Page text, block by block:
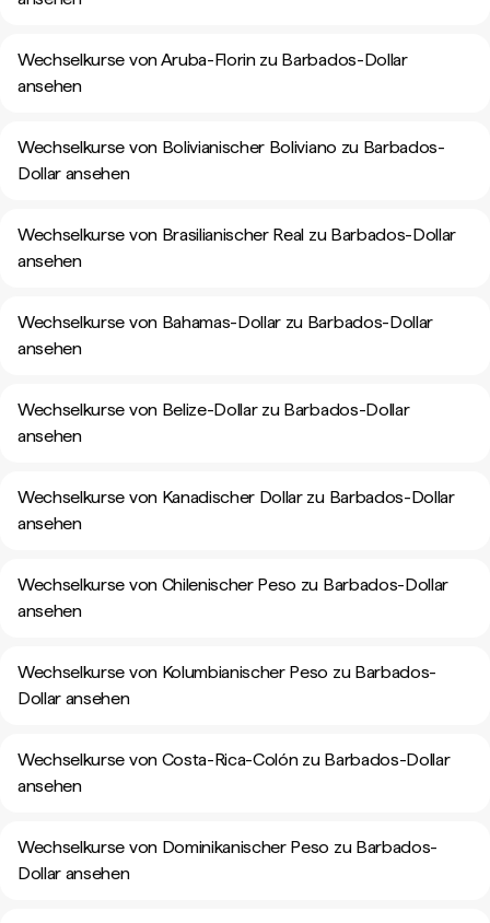
Wechselkurse von Aruba-Florin zu Barbados-Dollar
ansehen
Wechselkurse von Bolivianischer Boliviano zu Barbados-
Dollar ansehen
Wechselkurse von Brasilianischer Real zu Barbados-Dollar
ansehen
Wechselkurse von Bahamas-Dollar zu Barbados-Dollar
ansehen
Wechselkurse von Belize-Dollar zu Barbados-Dollar
ansehen
Wechselkurse von Kanadischer Dollar zu Barbados-Dollar
ansehen
Wechselkurse von Chilenischer Peso zu Barbados-Dollar
ansehen
Wechselkurse von Kolumbianischer Peso zu Barbados-
Dollar ansehen
Wechselkurse von Costa-Rica-Colón zu Barbados-Dollar
ansehen
Wechselkurse von Dominikanischer Peso zu Barbados-
Dollar ansehen